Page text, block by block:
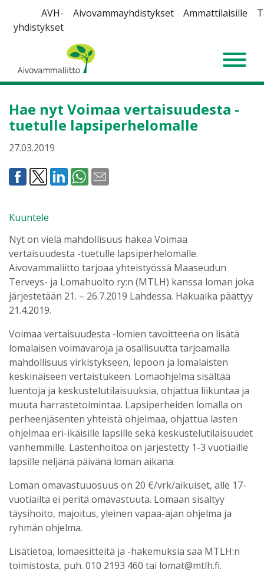
AVH-
yhdistykset
Aivovammayhdistykset Ammattilaisille
Aivovammaliitto
Hae nyt Voimaa vertaisuudesta -
tuetulle lapsiperhelomalle
27.03.2019
Kuuntele
Nyt on vielä mahdollisuus hakea Voimaa
vertaisuudesta -tuetulle lapsiperhelomalle.
Aivovammaliitto tarjoaa yhteistyössä Maaseudun
Terveys- ja Lomahuolto ry:n (MTLH) kanssa loman joka
järjestetään 21. – 26.7.2019 Lahdessa. Hakuaika päättyy
21.4.2019.
Voimaa vertaisuudesta -lomien tavoitteena on lisätä
lomalaisen voimavaroja ja osallisuutta tarjoamalla
mahdollisuus virkistykseen, lepoon ja lomalaisten
keskinäiseen vertaistukeen. Lomaohjelma sisältää
luentoja ja keskustelutilaisuuksia, ohjattua liikuntaa ja
muuta harrastetoimintaa. Lapsiperheiden lomalla on
perheenjäsenten yhteistä ohjelmaa, ohjattua lasten
ohjelmaa eri-ikäisille lapsille sekä keskustelutilaisuudet
vanhemmille. Lastenhoitoa on järjestetty 1-3 vuotiaille
lapsille neljänä päivänä loman aikana.
Loman omavastuuosuus on 20 €/vrk/aikuiset, alle 17-
vuotiailta ei peritä omavastuuta. Lomaan sisältyy
täysihoito, majoitus, yleinen vapaa-ajan ohjelma ja
ryhmän ohjelma.
Lisätietoa, lomaesitteitä ja -hakemuksia saa MTLH:n
toimistosta, puh. 010 2193 460 tai lomat@mtlh.fi.